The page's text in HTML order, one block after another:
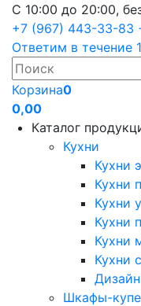
С 10:00 до 20:00,
+7 (967) 443-33-83
Ответим в течение
Корзина0
0,00
Каталог
Кухни
Кухни
Кухни
Кухни
Кухни
Кухни
Кухни
Шкафы-купе